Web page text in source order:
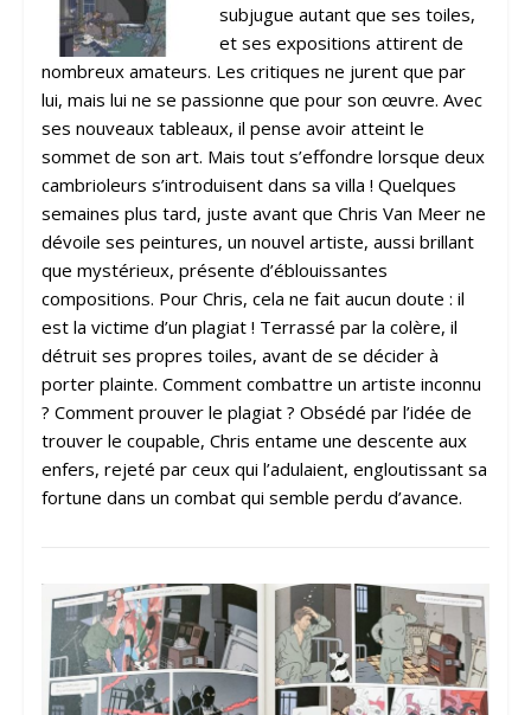
subjugue autant que ses toiles,
et ses expositions attirent de
nombreux amateurs. Les critiques ne jurent que par
lui, mais lui ne se passionne que pour son œuvre. Avec
ses nouveaux tableaux, il pense avoir atteint le
sommet de son art. Mais tout s’effondre lorsque deux
cambrioleurs s’introduisent dans sa villa ! Quelques
semaines plus tard, juste avant que Chris Van Meer ne
dévoile ses peintures, un nouvel artiste, aussi brillant
que mystérieux, présente d’éblouissantes
compositions. Pour Chris, cela ne fait aucun doute : il
est la victime d’un plagiat ! Terrassé par la colère, il
détruit ses propres toiles, avant de se décider à
porter plainte. Comment combattre un artiste inconnu
? Comment prouver le plagiat ? Obsédé par l’idée de
trouver le coupable, Chris entame une descente aux
enfers, rejeté par ceux qui l’adulaient, engloutissant sa
fortune dans un combat qui semble perdu d’avance.